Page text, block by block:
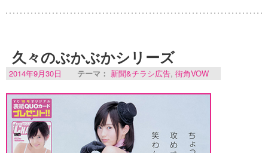
久々のぶかぶかシリーズ
2014年9月30日 テーマ： 新聞&チラシ広告, 街角VOW